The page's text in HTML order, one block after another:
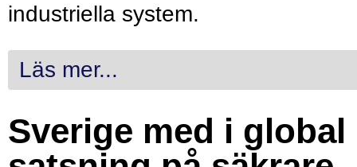
industriella system.
Läs mer...
Sverige med i global